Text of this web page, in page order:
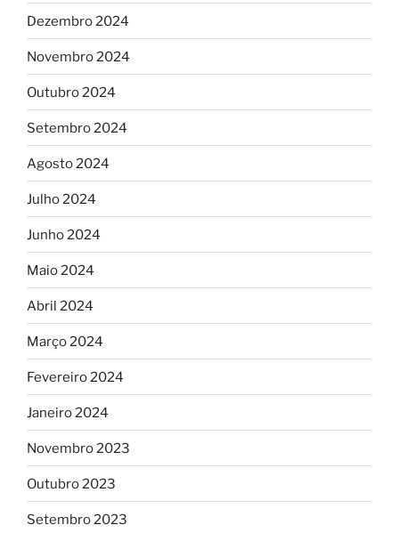
Dezembro 2024
Novembro 2024
Outubro 2024
Setembro 2024
Agosto 2024
Julho 2024
Junho 2024
Maio 2024
Abril 2024
Março 2024
Fevereiro 2024
Janeiro 2024
Novembro 2023
Outubro 2023
Setembro 2023